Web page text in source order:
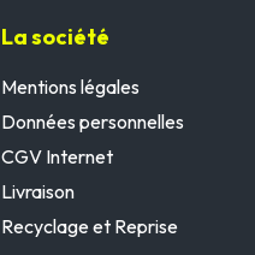
La société
Mentions légales
Données personnelles
CGV Internet
Livraison
Recyclage et Reprise